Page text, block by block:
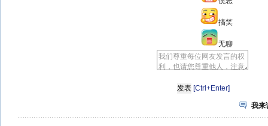
搞笑
无聊
[Ctrl+Enter]
我来